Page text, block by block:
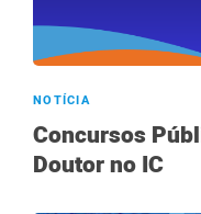
NOTÍCIA
Concursos
Doutor no IC